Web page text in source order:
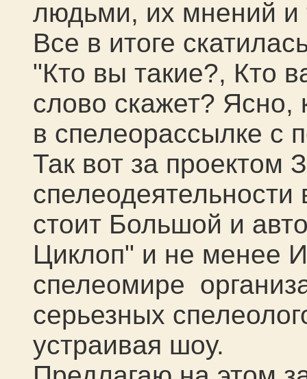
людьми, их мнений
Все в итоге
"Кто вы такие?, Кто
слово скажет? Ясно,
в спелеорассылке с
Так вот за проектом
спелеодеятельности
стоит Большой и
Циклоп" и не менее
спелеомире
серьезных
устраивая шоу.